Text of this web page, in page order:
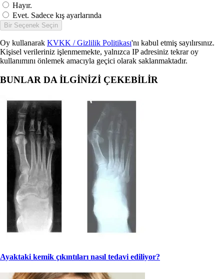
Hayır.
Evet. Sadece kış ayarlarında
Bir Seçenek Seçin
Oy kullanarak KVKK / Gizlilik Politikası'nı kabul etmiş sayılırsınız.
Kişisel verileriniz işlenmemekte, yalnızca IP adresiniz tekrar oy
kullanımını önlemek amacıyla geçici olarak saklanmaktadır.
BUNLAR DA İLGİNİZİ ÇEKEBİLİR
Ayaktaki kemik çıkıntıları nasıl tedavi ediliyor?